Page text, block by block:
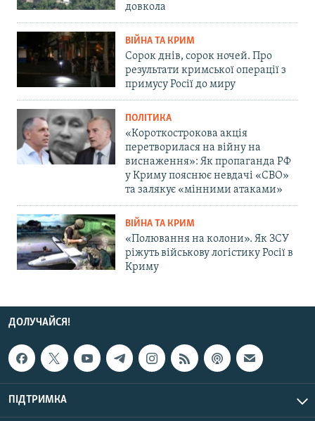
довкола
ВІЙНА ТА КРИМ
Сорок днів, сорок ночей. Про
результати кримської операції з
примусу Росії до миру
ПОЛІТИКА
«Короткострокова акція
перетворилася на війну на
виснаження»: Як пропаганда РФ
у Криму пояснює невдачі «СВО»
та залякує «мінними атаками»
ВІЙНА ТА КРИМ
«Полювання на колони». Як ЗСУ
ріжуть військову логістику Росії в
Криму
ДОЛУЧАЙСЯ!
ПІДТРИМКА